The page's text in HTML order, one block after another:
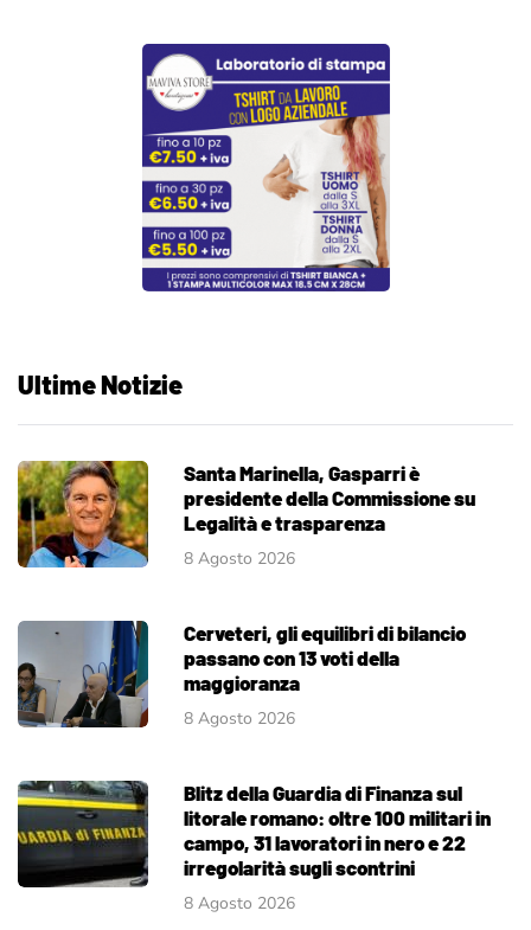
Ultime Notizie
Santa Marinella, Gasparri è
presidente della Commissione su
Legalità e trasparenza
8 Agosto 2026
Cerveteri, gli equilibri di bilancio
passano con 13 voti della
maggioranza
8 Agosto 2026
Blitz della Guardia di Finanza sul
litorale romano: oltre 100 militari in
campo, 31 lavoratori in nero e 22
irregolarità sugli scontrini
8 Agosto 2026